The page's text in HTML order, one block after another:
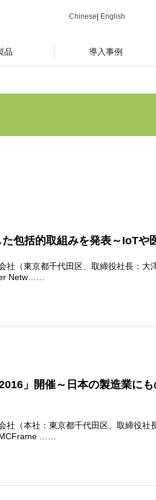
Chinese English
品 導入事例
包括的取組みを発表～IoTや
社（東京都千代田区、取締役社長：
Netw……
」開催～日本の製造業に
社（本社：東京都千代田区、取締役社
……